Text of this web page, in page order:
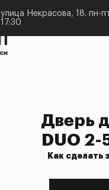
улица Некрасова, 18. пн-
17:30
Дверь
DUO 2-
Как сделать